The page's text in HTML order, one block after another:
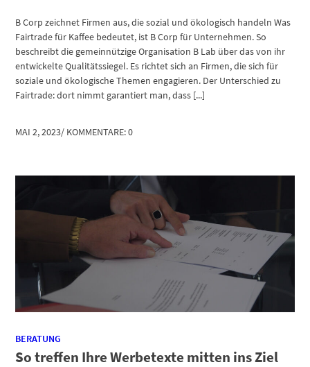
B Corp zeichnet Firmen aus, die sozial und ökologisch handeln Was
Fairtrade für Kaffee bedeutet, ist B Corp für Unternehmen. So
beschreibt die gemeinnützige Organisation B Lab über das von ihr
entwickelte Qualitätssiegel. Es richtet sich an Firmen, die sich für
soziale und ökologische Themen engagieren. Der Unterschied zu
Fairtrade: dort nimmt garantiert man, dass [...]
MAI 2, 2023/ KOMMENTARE: 0
BERATUNG
So treffen Ihre Werbetexte mitten ins Ziel